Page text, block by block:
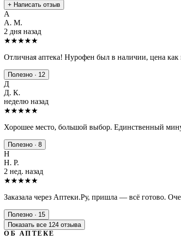
+ Написать отзыв
А
А. М.
2 дня назад
★★★★★
Отличная аптека! Нурофен был в наличии, цена
Полезно · 12
Д
Д. К.
неделю назад
★★★★★
Хорошее место, большой выбор. Единственный
Полезно · 8
Н
Н. Р.
2 нед. назад
★★★★★
Заказала через Аптеки.Ру, пришла — всё готово.
Полезно · 15
Показать все 124 отзыва
ОБ АПТЕКЕ